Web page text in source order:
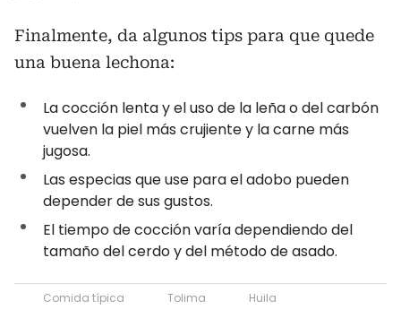
Finalmente, da algunos tips para que quede
una buena lechona:
La cocción lenta y el uso de la leña o del carbón
vuelven la piel más crujiente y la carne más
jugosa.
Las especias que use para el adobo pueden
depender de sus gustos.
El tiempo de cocción varía dependiendo del
tamaño del cerdo y del método de asado.
Comida típica Tolima
Huila